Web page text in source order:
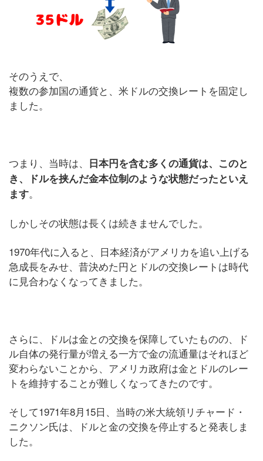
そのうえで、
複数の参加国の通貨と、米ドルの交換レートを固定し
ました。
つまり、当時は、
日本円を含む多くの通貨は、このと
き、ドルを挟んだ金本位制のような状態だったといえ
ます。
しかしその状態は長くは続きませんでした。
1970年代に入ると、日本経済がアメリカを追い上げる
急成長をみせ、昔決めた円とドルの交換レートは時代
に見合わなくなってきました。
さらに、ドルは金との交換を保障していたものの、ド
ル自体の発行量が増える一方で金の流通量はそれほど
変わらないことから、アメリカ政府は金とドルのレー
トを維持することが難しくなってきたのです。
そして1971年8月15日、当時の米大統領リチャード・
ニクソン氏は、ドルと金の交換を停止すると発表しま
した。